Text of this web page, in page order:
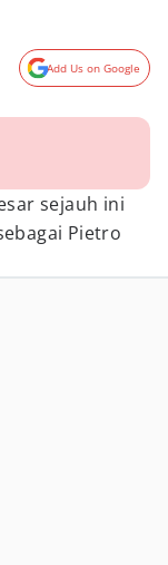
Add Us on Google
sejauh ini
Pietro